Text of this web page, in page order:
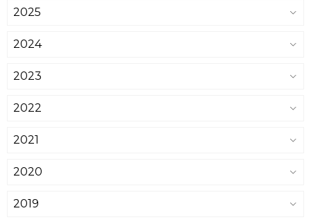
2025
2024
2023
2022
2021
2020
2019